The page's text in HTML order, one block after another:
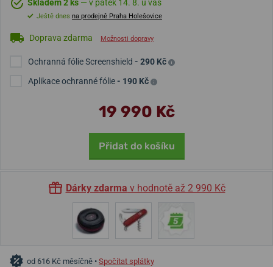
Skladem 2 ks — v pátek 14. 8. u vás
Ještě dnes na prodejně Praha Holešovice
Doprava zdarma Možnosti dopravy
Ochranná fólie Screenshield - 290 Kč
Aplikace ochranné fólie- 190 Kč
19 990 Kč
Přidat do košíku
Dárky zdarma v hodnotě až 2 990 Kč
od 616 Kč měsíčně • Spočítat splátky